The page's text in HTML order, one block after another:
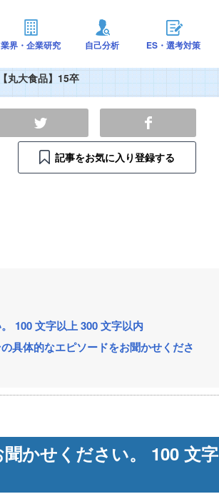
業界・企業研究 自己分析 ES・選考対策
丸大食品】15卒
記事をお気に入り登録する
100 文字以上 300 文字以内
具体的なエピソードをお聞かせくださ
かせください。 100 文字